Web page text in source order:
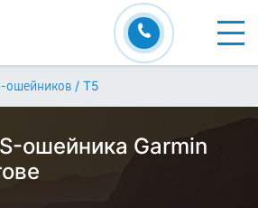
ошейников / T5
ошейника Garmin